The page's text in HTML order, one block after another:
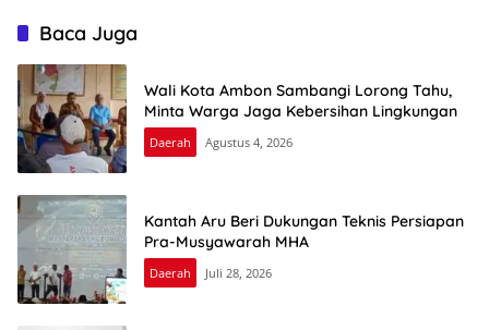
Baca Juga
Wali Kota Ambon Sambangi Lorong Tahu,
Minta Warga Jaga Kebersihan Lingkungan
Daerah Agustus 4, 2026
Kantah Aru Beri Dukungan Teknis Persiapan
Pra-Musyawarah MHA
Daerah Juli 28, 2026